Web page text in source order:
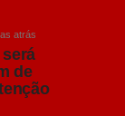
atrás
será
de